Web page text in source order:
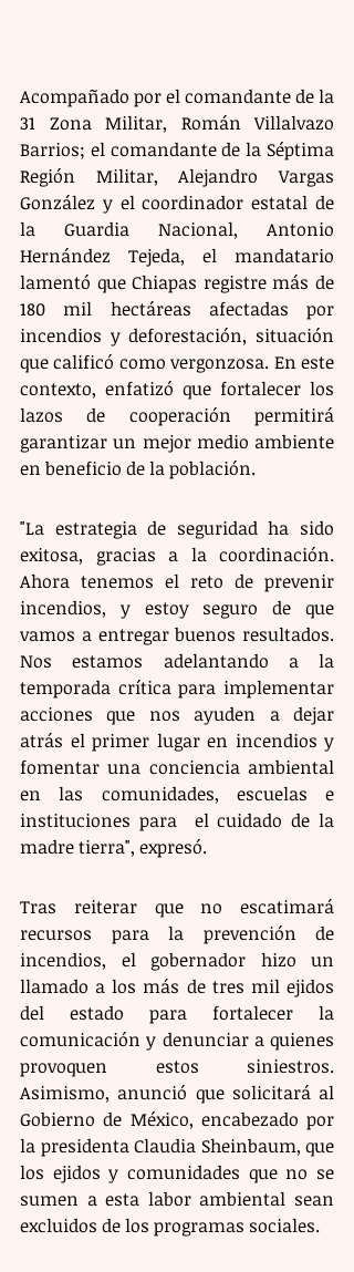
Acompañado por el comandante de la
31 Zona Militar, Román Villalvazo
Barrios; el comandante de la Séptima
Región Militar, Alejandro Vargas
González y el coordinador estatal de
la Guardia Nacional, Antonio
Hernández Tejeda, el mandatario
lamentó que Chiapas registre más de
180 mil hectáreas afectadas por
incendios y deforestación, situación
que calificó como vergonzosa. En este
contexto, enfatizó que fortalecer los
lazos de cooperación permitirá
garantizar un mejor medio ambiente
en beneficio de la población.
"La estrategia de seguridad ha sido
exitosa, gracias a la coordinación.
Ahora tenemos el reto de prevenir
incendios, y estoy seguro de que
vamos a entregar buenos resultados.
Nos estamos adelantando a la
temporada crítica para implementar
acciones que nos ayuden a dejar
atrás el primer lugar en incendios y
fomentar una conciencia ambiental
en las comunidades, escuelas e
instituciones para  el cuidado de la
madre tierra", expresó.
Tras reiterar que no escatimará
recursos para la prevención de
incendios, el gobernador hizo un
llamado a los más de tres mil ejidos
del estado para fortalecer la
comunicación y denunciar a quienes
provoquen estos siniestros.
Asimismo, anunció que solicitará al
Gobierno de México, encabezado por
la presidenta Claudia Sheinbaum, que
los ejidos y comunidades que no se
sumen a esta labor ambiental sean
excluidos de los programas sociales.